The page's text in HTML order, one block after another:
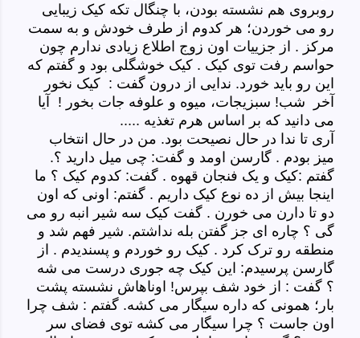
روبروی هم نشسته بودن، با چنگال تکه کیک زیبایی
رو می خوردن؛ هر کدوم از طرف خودش و به سمت
مرکز . از جزییات اون زوج اطلاع زیادی ندارم چون
حواسم رفت توی کیک . کیک خوشگلی بود و گفتم که
این رو باید خورد. ندایی از درون گفت : کیک نخور
آخر شب! سبزیجات، میوه و علوفه جات بخور ! آیا
می دانید که بر اساس هرم تغذیه .....
آری تا ندا در حال نصیحت بود. من در حال انتخاب
میز بودم . گارسن اومد و گفت: چی میل دارید ؟.
گفتم :کیک و یک فنجان قهوه . گفت: کدوم کیک ؟ ما
اینجا بیش از ده نوع کیک داریم . گفتم: اونی که اون
دو تا دارن می خورن . گفت کیک سه شیر انبه رو می
گی ؟ چاره ای جز گفتن بله نداشتم. شیر فهم شد و
منطقه رو ترک کرد . کیک رو خوردم و پسندیدم . از
گارسن پرسیدم: این کیک چه جوری درست می شه
؟ گفت : از خود شف بپرس! اوناهاش نشسته پشت
بار؛ همونی که داره سیگار می کشه. گفتم : شف چرا
اون جاست ؟ چرا سیگار می کشه توی فضای سر